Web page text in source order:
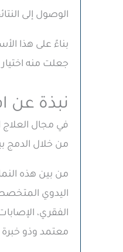
الوصول إلى
بناءً على هذا
جعلت منه
نبذة عن
في مجال العلاج
من خلال الدمج
من بين هذه
اليدوي
الفقري،
معتمد وذو